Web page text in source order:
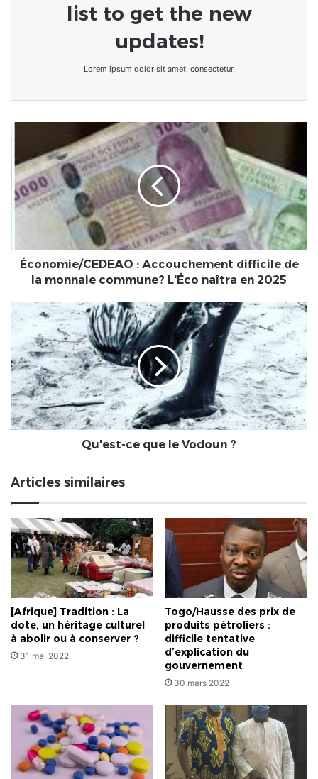
list to get the new
updates!
Lorem ipsum dolor sit amet, consectetur.
:
Accouchement
difficile
de
la
naîtra
Économie/CEDEAO : Accouchement difficile de
la monnaie commune? L'Éco naîtra en 2025
Qu'est-
le
Vodoun
?
Qu'est-ce que le Vodoun ?
Articles similaires
[Afrique] Tradition : La
dote, un héritage culturel
à abolir ou à conserver ?
31 mai 2022
Togo/Hausse des prix de
produits pétroliers :
difficile tentative
d’explication du
gouvernement
30 mars 2022